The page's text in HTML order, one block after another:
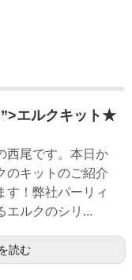
エルクキット★
西尾です。本日か
のキットのご紹介
す！弊社パーリィ
エルクのシリ...
読む